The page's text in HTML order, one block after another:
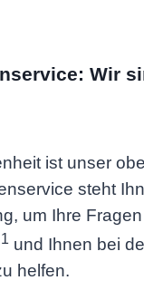
Wir
ist unser
steht
um Ihre
1 und Ihnen bei
helfen.